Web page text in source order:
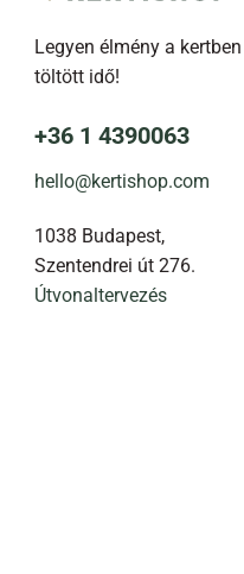
Legyen élmény a kertben
töltött idő!
+36 1 4390063
hello@kertishop.com
1038 Budapest,
Szentendrei út 276.
Útvonaltervezés